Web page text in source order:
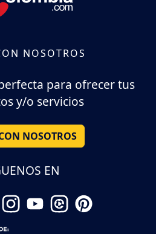
NOSOTROS
para ofrecer tus
y/o servicios
NOSOTROS
EN